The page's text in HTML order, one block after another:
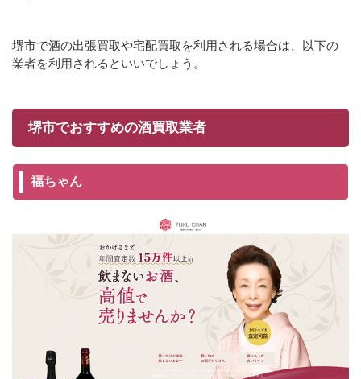
堺市で酒の出張買取や宅配買取を利用される場合は、以下の
業者を利用されるといいでしょう。
堺市でおすすめの酒買取業者
福ちゃん